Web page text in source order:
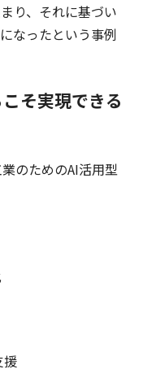
り、それに基づい
なったという事例
そ実現できる
のためのAI活用型
援